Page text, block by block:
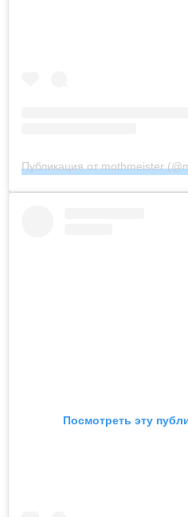
Публикация от mothmeister
Посмотреть эту